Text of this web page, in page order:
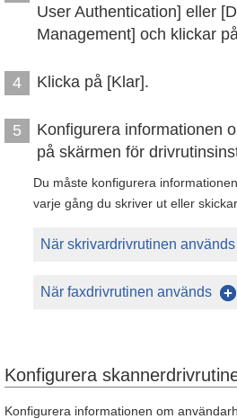
User Authentication] eller
Management] och klickar
4 Klicka på [Klar].
5
Konfigurera informationen
på skärmen för
Du måste konfigurera
varje gång du skriver ut eller
När skrivardrivrutinen används
När faxdrivrutinen används
Konfigurera
Konfigurera informationen om